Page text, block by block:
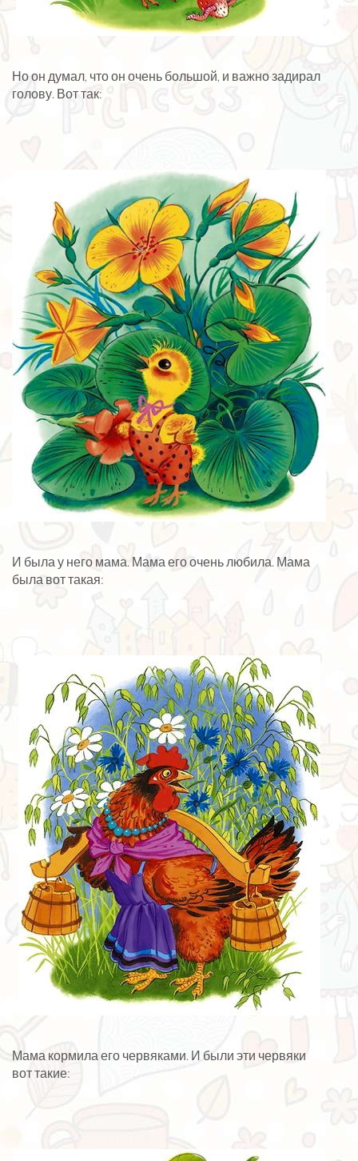
Но он думал, что он очень большой, и важно задирал
голову. Вот так:
И была у него мама. Мама его очень любила. Мама
была вот такая:
Мама кормила его червяками. И были эти червяки
вот такие: